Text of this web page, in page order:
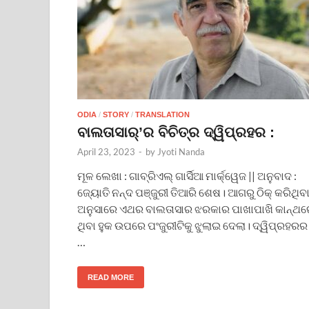
ODIA / STORY / TRANSLATION
ବାଲତାସାର୍’ର ବିଚିତ୍ର ଦ୍ୱିପ୍ରହର :
April 23, 2023 - by Jyoti Nanda
ମୂଳ ଲେଖା : ଗାବ୍ରିଏଲ୍ ଗାର୍ସିଆ ମାର୍କ୍ୱେଜ || ଅନୁବାଦ :
ଜ୍ୟୋତି ନନ୍ଦ ପଞ୍ଜୁରୀ ତିଆରି ଶେଷ। ଆଗରୁ ଠିକ୍ କରିଥିବା
ଅନୁସାରେ ଏଥର ବାଲତାସାର ଝରକାର ପାଖାପାଖି
ଥିବା ହୁକ ଉପରେ ପଂଜୁରୀଟିକୁ ଝୁଲାଇ ଦେଲା। ଦ୍ୱିପ୍ରହରର
READ MORE